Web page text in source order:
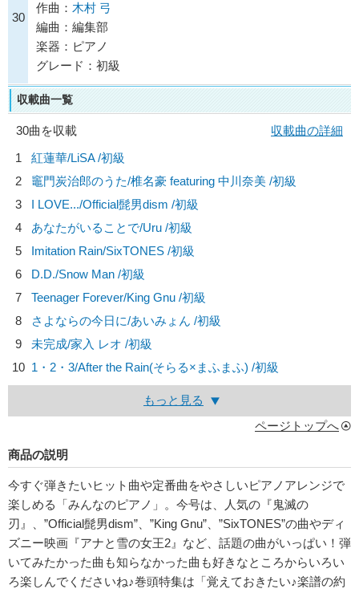
30
作曲： 木村 弓
編曲：編集部
楽器：ピアノ
グレード：初級
収載曲一覧
30曲を収載
収載曲の詳細
1
紅蓮華/LiSA/初級
2
竈門炭治郎のうた/椎名豪 featuring 中川奈美 /初級
3
I LOVE.../Official髭男dism /初級
4
あなたがいることで/Uru /初級
5
Imitation Rain/SixTONES /初級
6
D.D./Snow Man /初級
7
Teenager Forever/King Gnu /初級
8
さよならの今日に/あいみょん /初級
9
未完成/家入 レオ /初級
10 1・2・3/After the Rain(そらる×まふまふ) /初級
もっと見る
ページトップへ
商品の説明
今すぐ弾きたいヒット曲や定番曲をやさしいピアノアレンジで
楽しめる「みんなのピアノ」。今号は、人気の『鬼滅の
刃』、”Official髭男dism”、”King Gnu”、”SixTONES”の曲やディ
ズニー映画『アナと雪の女王2』など、話題の曲がいっぱい！弾
いてみたかった曲も知らなかった曲も好きなところからいろい
ろ楽しんでくださいね♪巻頭特集は「覚えておきたい♪楽譜の約